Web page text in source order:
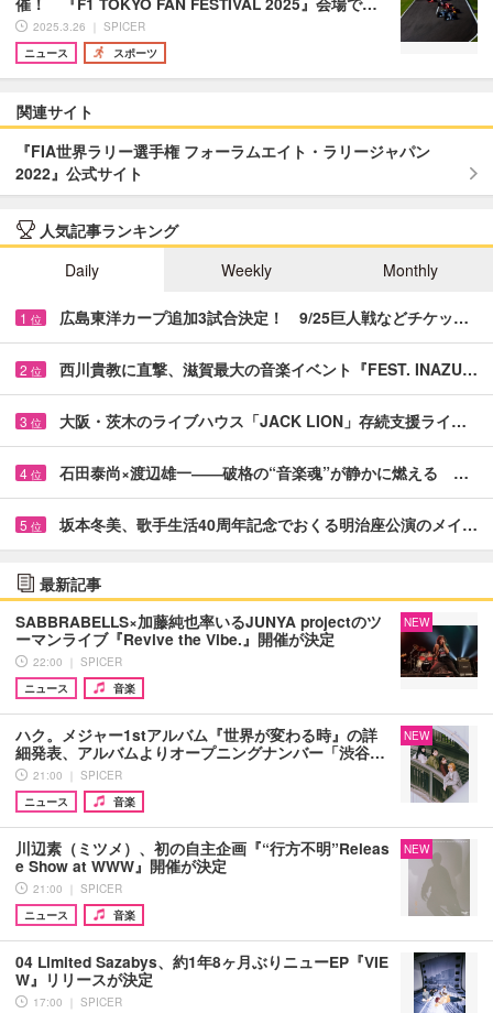
2025.3.26 ｜ SPICER
ニュース
スポーツ
関連サイト
『FIA世界ラリー選手権 フォーラムエイト・ラリージャパン
2022』公式サイト
人気記事ランキング
Daily
Weekly Monthly
1 位 広島東洋カープ追加3試合決定！ 9/25巨人戦などチケッ…
2 位 西川貴教に直撃、滋賀最大の音楽イベント『FEST. INAZU…
3 位 大阪・茨木のライブハウス「JACK LION」存続支援ライ…
4 位 石田泰尚×渡辺雄一――破格の“音楽魂”が静かに燃える …
5 位 坂本冬美、歌手生活40周年記念でおくる明治座公演のメイ…
最新記事
SABBRABELLS×加藤純也率いるJUNYA projectのツ
ーマンライブ『Revive the Vibe.』開催が決定
22:00 ｜ SPICER
ニュース
音楽
NEW
ハク。メジャー1stアルバム『世界が変わる時』の詳
細発表、アルバムよりオープニングナンバー「渋谷…
21:00 ｜ SPICER
ニュース
音楽
NEW
川辺素（ミツメ）、初の自主企画『“行方不明”Releas
e Show at WWW』開催が決定
21:00 ｜ SPICER
ニュース
音楽
NEW
04 Limited Sazabys、約1年8ヶ月ぶりニューEP『VIE
W』リリースが決定
17:00 ｜ SPICER